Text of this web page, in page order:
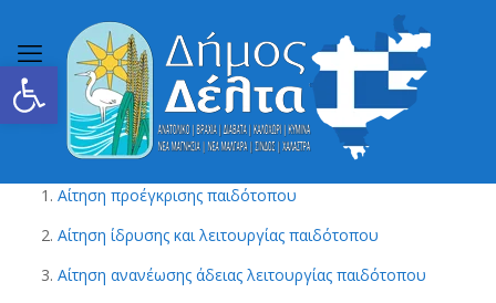
Ανοίξτε τη γραμμή εργαλείων
1. Αίτηση προέγκρισης παιδότοπου
2. Αίτηση ίδρυσης και λειτουργίας παιδότοπου
3. Αίτηση ανανέωσης άδειας λειτουργίας παιδότοπου